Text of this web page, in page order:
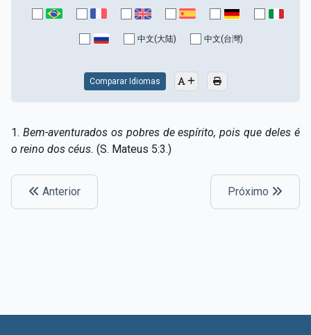
Capítulo XIV — Honrai a vosso pai e a vossa mãe
Capítulo XV — Fora da caridade não há salvação
Capítulo XVIII — Muitos os chamados, poucos os
escolhidos
Capítulo XX — Os trabalhadores da última hora ▸
Capítulo XXIII — Estranha moral ▸
中文(大陆) 中文(台灣)
Comparar Idiomas
1. Bem-aventurados os pobres de espírito, pois que deles é
o reino dos céus. (S. Mateus 5:3.)
Anterior Próximo